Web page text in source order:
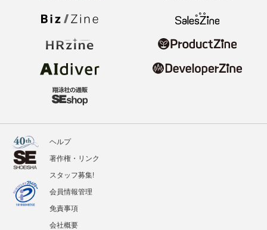
ヘルプ
著作権・リンク
スタッフ募集!
会員情報管理
免責事項
会社概要